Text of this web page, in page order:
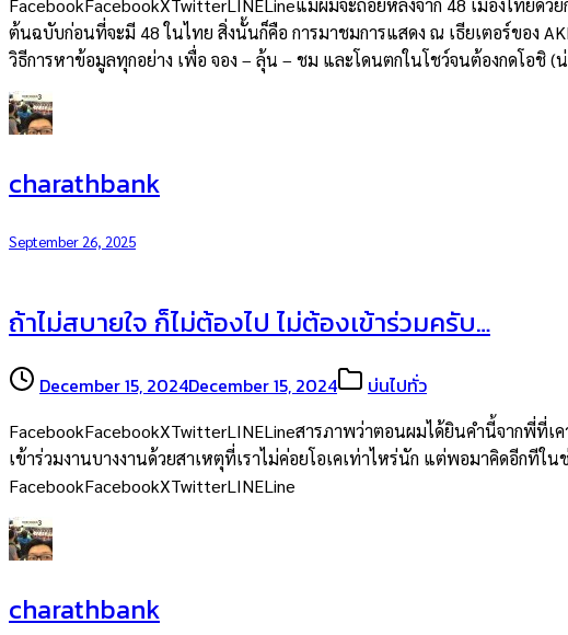
ต้นฉบับก่อนที่จะมี 48 ในไทย สิ่งนั้นก็คือ การมาชมการแสดง ณ เธียเตอร์ของ
วิธีการหาข้อมูลทุกอย่าง เพื่อ จอง – ลุ้น – ชม และโดนตกในโชว์จนต้องกดโอชิ (
charathbank
September 26, 2025
ถ้าไม่สบายใจ ก็ไม่ต้องไป ไม่ต้องเข้าร่วมครับ…
December 15, 2024December 15, 2024 บ่นไปทั่ว
FacebookFacebookXTwitterLINELineสารภาพว่าตอนผมได้ยินคำนี้จากพี่ที่เ
เข้าร่วมงานบางงานด้วยสาเหตุที่เราไม่ค่อยโอเคเท่าไหร่นัก แต่พอมาคิดอีกทีใน
FacebookFacebookXTwitterLINELine
charathbank